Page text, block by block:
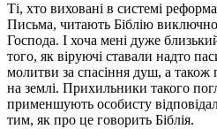
Ті, хто виховані в системі
Письма, читають Біблію виключно
Господа. І хоча мені дуже
того, як віруючі ставали надто
молитви за спасіння душ, а
на землі. Прихильники такого
применшують особисту
тим, як про це говорить Біблія.